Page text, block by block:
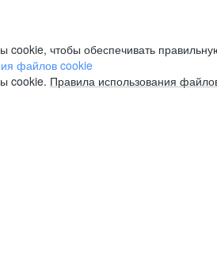
чтобы обеспечивать
файлов cookie
cookie. Правила использования